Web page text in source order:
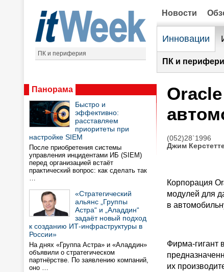
ПК и периферия
Новости
Инновации
ПК и
Панорама
Быстро и
эффективно:
расставляем
приоритеты при
настройке SIEM
После приобретения системы
управления инцидентами ИБ (SIEM)
перед организацией встаёт
практический вопрос: как сделать так
…
«Стратегический
альянс „Группы
Астра“ и „Аладдин“
задаёт новый подход
к созданию ИТ-инфраструктуры в
России»
На днях «Группа Астра» и «Аладдин»
объявили о стратегическом
партнёрстве. По заявлению компаний,
оно …
(052)28`1996
Джим
Корпорация
модулей для
в
Фирма-гигант
их